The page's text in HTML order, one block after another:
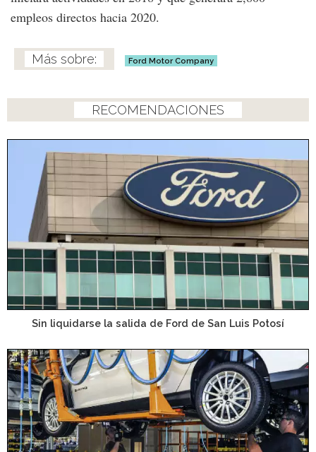
empleos directos hacia 2020.
Ford Motor Company
RECOMENDACIONES
Sin liquidarse la salida de Ford de San Luis Potosí